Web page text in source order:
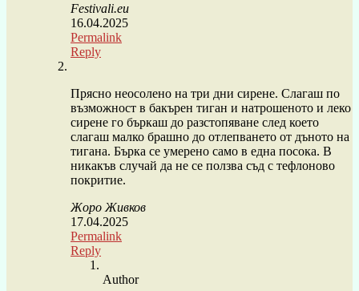
Festivali.eu
16.04.2025
Permalink
Reply
Прясно неосолено на три дни сирене. Слагаш по
възможност в бакърен тиган и натрошеното и леко
сирене го бъркаш до разстопяване след което
слагаш малко брашно до отлепването от дъното на
тигана. Бърка се умерено само в една посока. В
никакъв случай да не се ползва съд с тефлоново
покритие.
Жоро Живков
17.04.2025
Permalink
Reply
Author